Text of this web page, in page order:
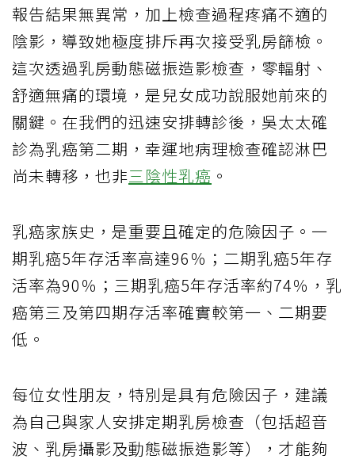
報告結果無異常，加上檢查過程疼痛不適的
陰影，導致她極度排斥再次接受乳房篩檢。
這次透過乳房動態磁振造影檢查，零輻射、
舒適無痛的環境，是兒女成功說服她前來的
關鍵。在我們的迅速安排轉診後，吳太太確
診為乳癌第二期，幸運地病理檢查確認淋巴
尚未轉移，也非三陰性乳癌 。
乳癌家族史，是重要且確定的危險因子。一
期乳癌5年存活率高達96％；二期乳癌5年存
活率為90％；三期乳癌5年存活率約74％，乳
癌第三及第四期存活率確實較第一、二期要
低。
每位女性朋友，特別是具有危險因子，建議
為自己與家人安排定期乳房檢查（包括超音
波、乳房攝影及動態磁振造影等），才能夠